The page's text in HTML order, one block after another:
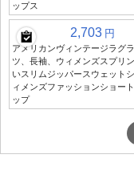
ップス
2,703 円
アメリカンヴィンテージラグ
ツ、長袖、ウィメンズスプリ
いスリムジッパースウェット
ィメンズファッションショー
ップ